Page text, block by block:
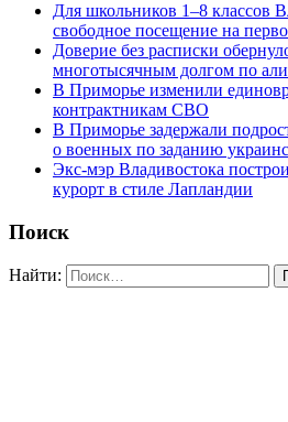
Для школьников 1–8 классов
свободное посещение на
Доверие без расписки
многотысячным долгом по
В Приморье изменили
контрактникам СВО
В Приморье задержали
о военных по заданию
Экс-мэр Владивостока
курорт в стиле Лапландии
Поиск
Найти: